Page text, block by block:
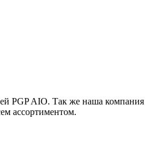
PGP AIO. Так же наша компания
ассортиментом.